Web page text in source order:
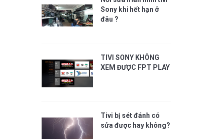
Sony khi hết hạn ở
đâu ?
TIVI SONY KHÔNG
XEM ĐƯỢC FPT PLAY
Tivi bị sét đánh có
sửa được hay không?